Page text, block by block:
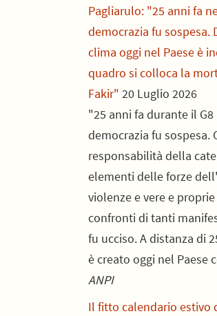
Pagliarulo: "25 anni fa
democrazia fu sospesa.
clima oggi nel Paese è
quadro si colloca la
Fakir" 20 Luglio 2026
"25 anni fa durante il G8
democrazia fu sospesa.
responsabilità della
elementi delle forze
violenze e vere e
confronti di tanti
fu ucciso. A distanza di
è creato oggi nel Paese
ANPI
Il fitto calendario estivo